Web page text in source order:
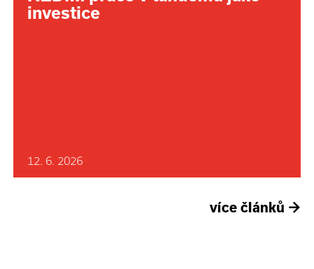
investice
12. 6. 2026
více článků →